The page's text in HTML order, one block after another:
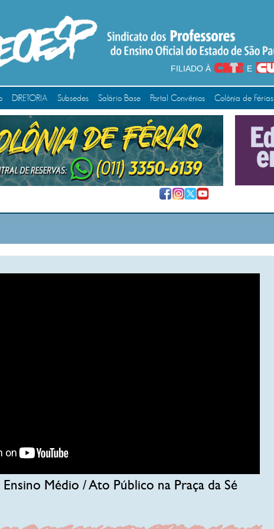
FILIADO À E
DIRETORIA Subsedes Salário Base Portal Convênios Colônia de Férias
Médio / Ato Público na Praça da Sé